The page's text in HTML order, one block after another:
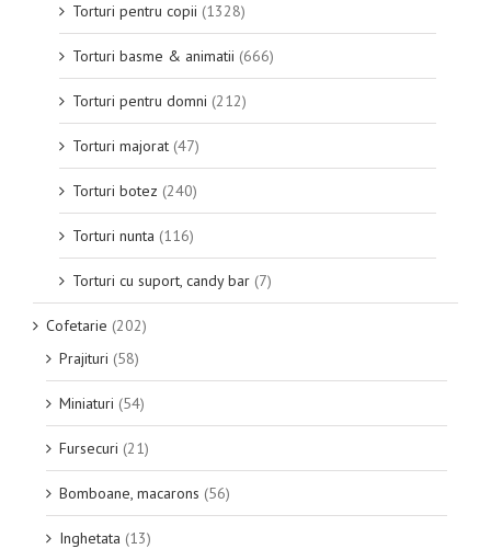
Torturi pentru copii (1328)
Torturi basme & animatii (666)
Torturi pentru domni (212)
Torturi majorat (47)
Torturi botez (240)
Torturi nunta (116)
Torturi cu suport, candy bar (7)
Cofetarie (202)
Prajituri (58)
Miniaturi (54)
Fursecuri (21)
Bomboane, macarons (56)
Inghetata (13)